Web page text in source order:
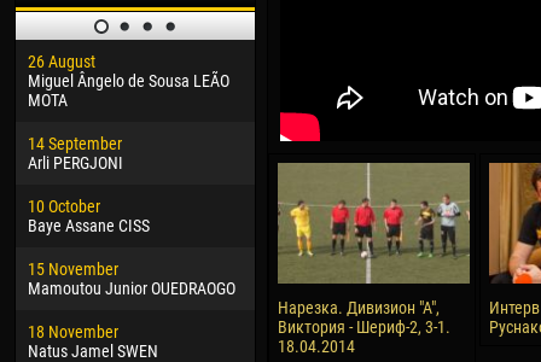
26 August
Miguel Ângelo de Sousa LEÃO
MOTA
14 September
Arli PERGJONI
10 October
Baye Assane CISS
15 November
Mamoutou Junior OUEDRAOGO
18 November
Natus Jamel SWEN
24 February
Vladislav COSTIN
Veaceslav COZMA
09 March
20 March
Jayder Moreno ASPRILLA
15
24
28
Нарезка. Дивизион "А",
Виктория - Шериф-2, 3-1.
18.04.2014